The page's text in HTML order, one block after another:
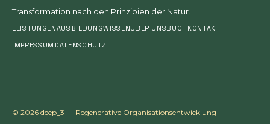
Transformation nach den Prinzipien der Natur.
LEISTUNGENAUSBILDUNGWISSENÜBER UNSBUCH KONTAKT
IMPRESSUM DATENSCHUTZ
© 2026 deep_3 — Regenerative Organisationsentwicklung